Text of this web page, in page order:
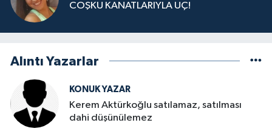
COŞKU KANATLARIYLA UÇ!
Alıntı Yazarlar
KONUK YAZAR
Kerem Aktürkoğlu satılamaz, satılması
dahi düşünülemez